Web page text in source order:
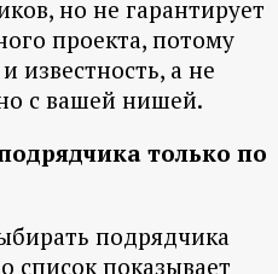
но не гарантирует
проекта, потому
известность, а не
с вашей нишей.
только по
подрядчика
список показывает